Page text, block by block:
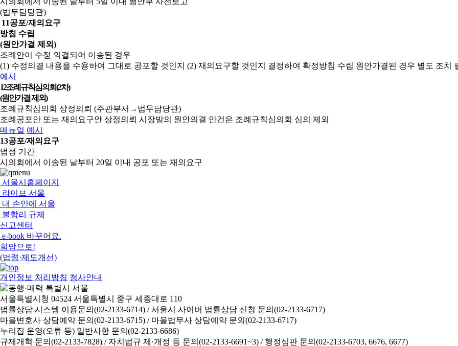
(법무담당관)
11공포/재의요구
방침 수립
(원안가결 제외)
조례안이 수정 의결되어 이송된 경우
(1) 수정의결 내용을 수용하여 그대로 공포할 것인지 (2) 재의요구할 것인지 결정하여 확정방침 수립 원안가결된 경우 별도 조치
예시
12조례규칙심의회(2차)
(원안가결 제외)
조례규칙심의회 상정의뢰 (주관부서→법무담당관)
조례공포안 또는 재의요구안 상정의뢰 시장발의 원안의결 안건은 조례규칙심의회 심의 제외
매뉴얼 예시
13공포/재의요구
법정 기간
시의회에서 이송된 날부터 20일 이내 공포 또는 재의요구
서울시홈페이지
라이브 서울
내 손안에 서울
불합리 규제
신고센터
e-book 바꾸어요.
희망으로!
(법령·제도개선)
개인정보 처리방침 청사안내
서울특별시청 04524 서울특별시 중구 세종대로 110
법률상담 시스템 이용문의(02-2133-6714) /서울시 사이버 법률상담 신청 문의(02-2133-6717)
마을변호사 상담예약 문의(02-2133-6715) / 마을법무사 상담예약 문의(02-2133-6717)
누리집 운영(오류 등) 일반사항 문의(02-2133-6686)
규제개혁 문의(02-2133-7828) / 자치법규 제·개정 등 문의(02-2133-6691~3) / 행정심판 문의(02-2133-6703, 6676, 6677)